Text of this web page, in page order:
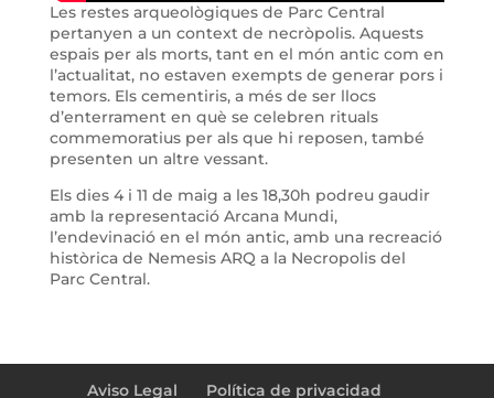
Les restes arqueològiques de Parc Central
pertanyen a un context de necròpolis. Aquests
espais per als morts, tant en el món antic com en
l’actualitat, no estaven exempts de generar pors i
temors. Els cementiris, a més de ser llocs
d’enterrament en què se celebren rituals
commemoratius per als que hi reposen, també
presenten un altre vessant.
Els dies 4 i 11 de maig a les 18,30h podreu gaudir
amb la representació Arcana Mundi,
l’endevinació en el món antic, amb una recreació
històrica de Nemesis ARQ a la Necropolis del
Parc Central.
Aviso Legal Política de privacidad